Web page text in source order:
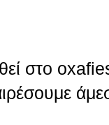
στο